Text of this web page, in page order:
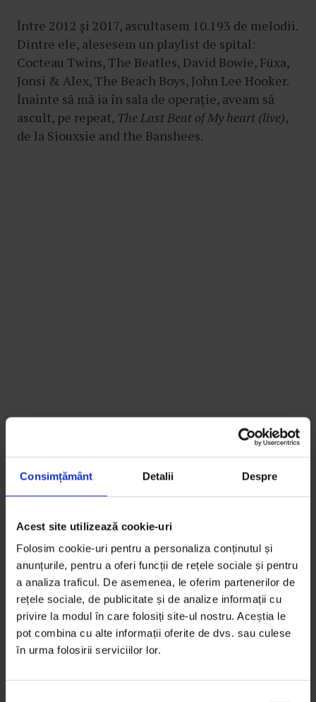
Consimțământ Detalii Despre
Acest site utilizează cookie-uri
Folosim cookie-uri pentru a personaliza conținutul și
anunțurile, pentru a oferi funcții de rețele sociale și pentru
a analiza traficul. De asemenea, le oferim partenerilor de
rețele sociale, de publicitate și de analize informații cu
privire la modul în care folosiți site-ul nostru. Aceștia le
pot combina cu alte informații oferite de dvs. sau culese
în urma folosirii serviciilor lor.
Între 2012 și 2017, ascultasem 10.193 de melodii.
Dintre ele, alesesem un playlist de spital:
Cocteau Twins, The Beatles, David Bowie, Füxa,
Jonsi & Alex, The Beach Boys, John Lee Hooker.
Înainte să mă ia în sala de operație, aveam să
ascult, pe repeat, The Last Beat of My heart (live),
de la Siouxsie and the Banshees.
La spital am mers cu mașina noastră, un Golf 5
albastru – soțul meu a condus. Afară era, ca-n
visele teribile, vară. M-am uitat tot drumul pe
geam – la oameni, la pomi, la cer. Totul era atât
de strălucitor că-mi lua ochii. Nu știam dacă o să
mă mai uit vreodată la ele și-mi părea că abia
acum începeam să le văd.
Gata cu pamperșii, diversificarea și episoadele
dimineața, cu pompa de muls mufată la sân. Eram